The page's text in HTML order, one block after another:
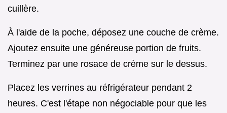
cuillère.
À l'aide de la poche, déposez une couche de crème.
Ajoutez ensuite une généreuse portion de fruits.
Terminez par une rosace de crème sur le dessus.
Placez les verrines au réfrigérateur pendant 2
heures. C'est l'étape non négociable pour que les